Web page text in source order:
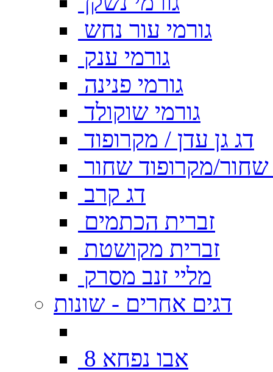
גורמי עור נחש
גורמי ענק
גורמי פנינה
גורמי שוקולד
דג גן עדן / מקרופוד
שחור/מקרופוד שחור
דג קרב
זברית הכתמים
זברית מקושטת
מליי זנב מסרק
דגים אחרים - שונות
אבו נפחא 8